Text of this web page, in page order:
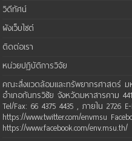
วิดีทัศน์
ผังเว็บไซต์
ติดต่อเรา
หน่วยปฏิบัติการวิจัย
คณะสิ่งแวดล้อมและทรัพยากรศาสตร์ ม
อำเภอกันทรวิชัย จังหวัดมหาสารคาม
Tel/Fax: 66 4375 4435 , ภายใน 2726
https://www.twitter.com/envmsu
https://www.facebook.com/env.msu.th/